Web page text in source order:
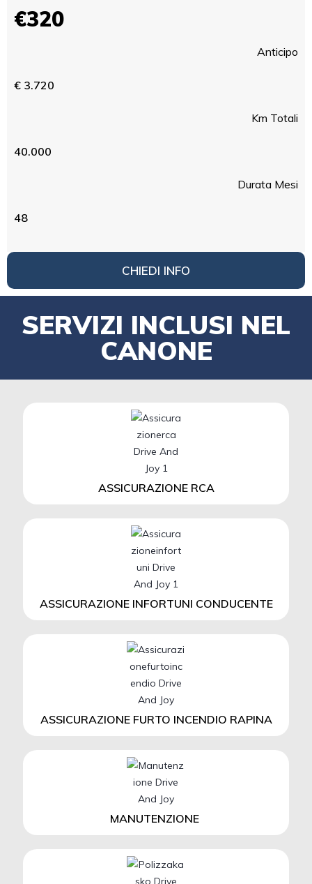
€320
Anticipo
€ 3.720
Km Totali
40.000
Durata Mesi
48
CHIEDI INFO
SERVIZI INCLUSI NEL
CANONE
ASSICURAZIONE RCA
ASSICURAZIONE INFORTUNI CONDUCENTE
ASSICURAZIONE FURTO INCENDIO RAPINA
MANUTENZIONE